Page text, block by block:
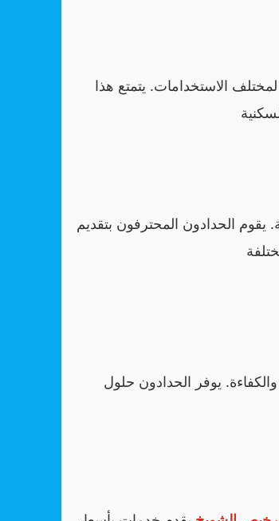
الاستخدامات. يتمتع هذا
يقوم الحدادون المحترفون بتقديم
يوفر الحدادون حلول